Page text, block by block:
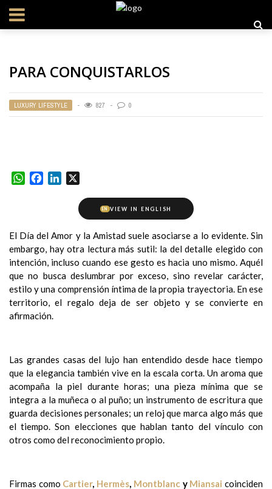
PARA CONQUISTARLOS
LUXURY LIFESTYLE 827 0
WhatsApp
FacebookLinkedIn
EN VIEW IN ENGLISH
El Día del Amor y la Amistad suele asociarse a lo evidente. Sin
embargo, hay otra lectura más sutil: la del detalle elegido con
intención, incluso cuando ese gesto es hacia uno mismo. Aquél
que no busca deslumbrar por exceso, sino revelar carácter,
estilo y una comprensión íntima de la propia trayectoria. En ese
territorio, el regalo deja de ser objeto y se convierte en
afirmación.
Las grandes casas del lujo han entendido desde hace tiempo
que la elegancia también vive en la escala corta. Un aroma que
acompaña la piel durante horas; una pieza mínima que se
integra a la muñeca o al puño; un instrumento de escritura que
guarda decisiones personales; un reloj que marca algo más que
el tiempo. Son elecciones que hablan tanto del vínculo con
otros como del reconocimiento propio.
Firmas como Cartier, Hermès, Montblancy Miansai coinciden